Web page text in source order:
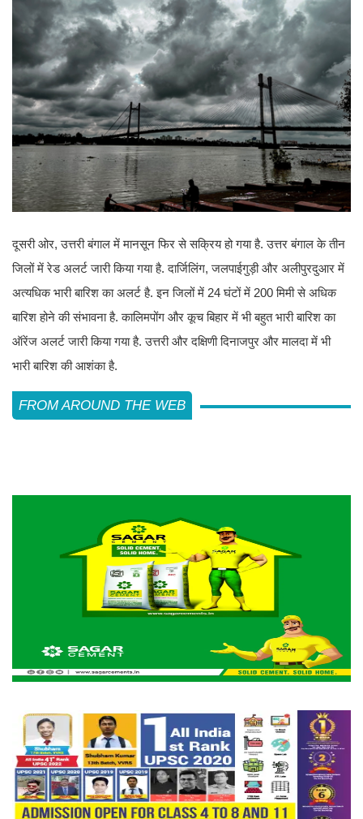
दूसरी ओर, उत्तरी बंगाल में मानसून फिर से सक्रिय हो गया है. उत्तर बंगाल के तीन
जिलों में रेड अलर्ट जारी किया गया है. दार्जिलिंग, जलपाईगुड़ी और अलीपुरदुआर में
अत्यधिक भारी बारिश का अलर्ट है. इन जिलों में 24 घंटों में 200 मिमी से अधिक
बारिश होने की संभावना है. कालिमपोंग और कूच बिहार में भी बहुत भारी बारिश का
ऑरेंज अलर्ट जारी किया गया है. उत्तरी और दक्षिणी दिनाजपुर और मालदा में भी
भारी बारिश की आशंका है.
FROM AROUND THE WEB